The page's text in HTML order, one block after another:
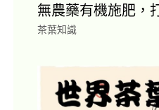
無農藥有機施肥，
茶葉知識